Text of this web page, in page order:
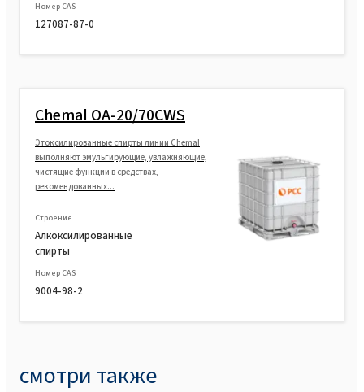
Номер CAS
127087-87-0
Chemal OA-20/70CWS
Этоксилированные спирты линии Chemal
выполняют эмульгирующие, увлажняющие,
чистящие функции в средствах,
рекомендованных...
Строение
Алкоксилированные
спирты
Номер CAS
9004-98-2
смотри также